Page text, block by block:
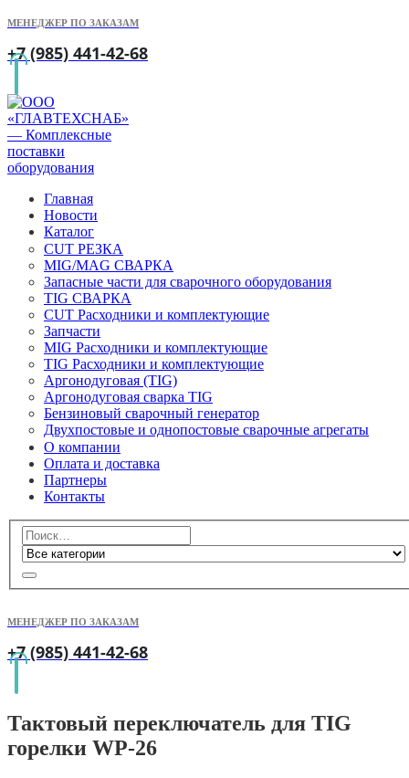
МЕНЕДЖЕР ПО ЗАКАЗАМ
+7 (985) 441-42-68
Главная
Новости
Каталог
CUT РЕЗКА
MIG/MAG СВАРКА
Запасные части для сварочного оборудования
TIG СВАРКА
CUT Расходники и комплектующие
Запчасти
MIG Расходники и комплектующие
TIG Расходники и комплектующие
Аргонодуговая (TIG)
Аргонодуговая сварка TIG
Бензиновый сварочный генератор
Двухпостовые и однопостовые сварочные агрегаты
О компании
Оплата и доставка
Партнеры
Контакты
МЕНЕДЖЕР ПО ЗАКАЗАМ
+7 (985) 441-42-68
Тактовый переключатель для TIG
горелки WP-26